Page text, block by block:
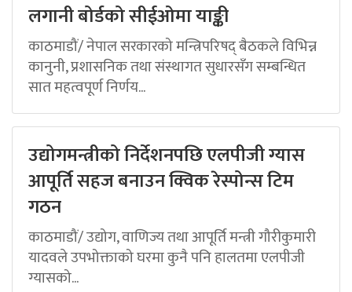
लगानी बोर्डको सीईओमा याङ्की
काठमाडौं/ नेपाल सरकारको मन्त्रिपरिषद् बैठकले विभिन्न
कानुनी, प्रशासनिक तथा संस्थागत सुधारसँग सम्बन्धित
सात महत्वपूर्ण निर्णय...
उद्योगमन्त्रीको निर्देशनपछि एलपीजी ग्यास
आपूर्ति सहज बनाउन क्विक रेस्पोन्स टिम
गठन
काठमाडौं/ उद्योग, वाणिज्य तथा आपूर्ति मन्त्री गौरीकुमारी
यादवले उपभोक्ताको घरमा कुनै पनि हालतमा एलपीजी
ग्यासको...